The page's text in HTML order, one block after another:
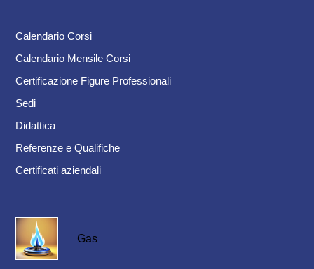
Calendario Corsi
Calendario Mensile Corsi
Certificazione Figure Professionali
Sedi
Didattica
Referenze e Qualifiche
Certificati aziendali
Gas